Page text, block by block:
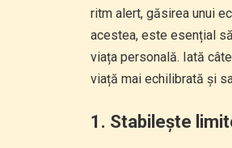
ritm alert, găsirea unui
acestea, este esențial
viața personală. Iată
viață mai echilibrată și
1. Stabilește